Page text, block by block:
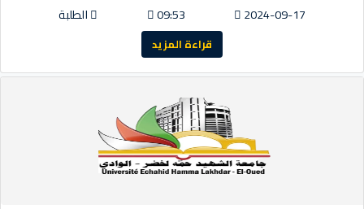
2024-09-17
09:53 الطلبة
قراءة المزيد